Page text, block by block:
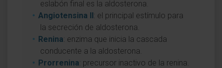
eslabón final es la aldosterona.
Angiotensina II: el principal estímulo para
la secreción de aldosterona.
Renina: enzima que inicia la cascada
conducente a la aldosterona.
Prorrenina: precursor inactivo de la renina.